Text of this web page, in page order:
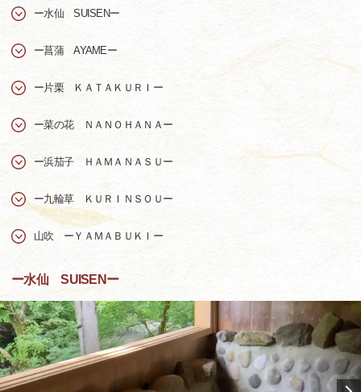
ー水仙 SUISENー
ー菖蒲 AYAMEー
ー片栗 ＫＡＴＡＫＵＲＩー
ー菜の花 ＮＡＮＯＨＡＮＡー
ー浜茄子 ＨＡＭＡＮＡＳＵー
ー九輪草 ＫＵＲＩＮＳＯＵー
山吹 ーＹＡＭＡＢＵＫＩー
ー水仙 SUISENー